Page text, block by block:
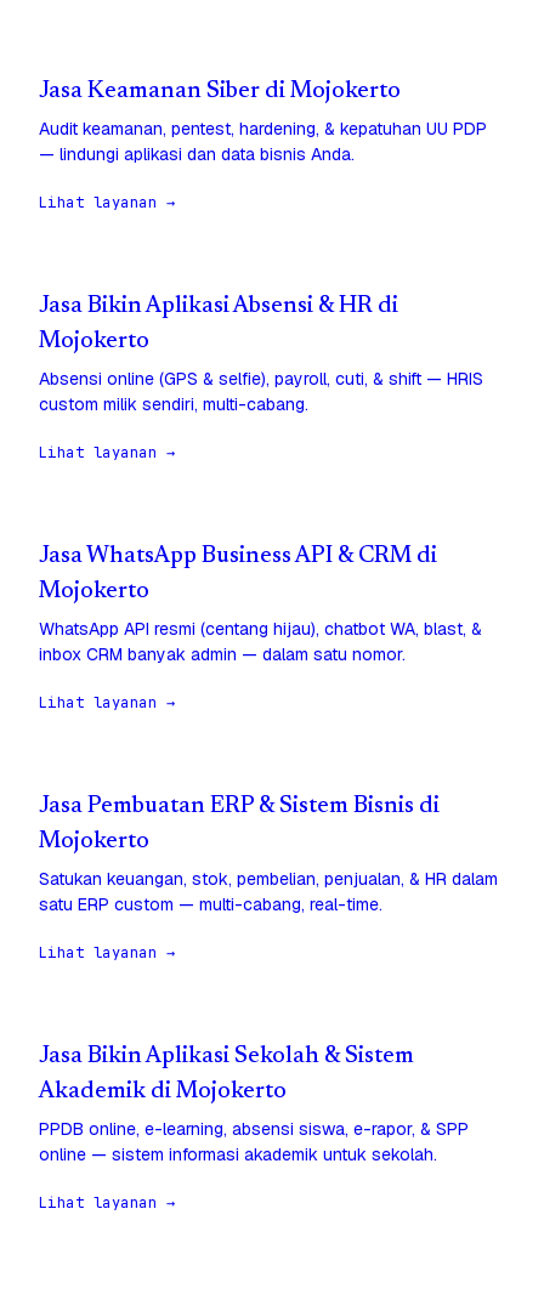
Jasa Keamanan Siber di Mojokerto
Audit keamanan, pentest, hardening, & kepatuhan UU PDP
— lindungi aplikasi dan data bisnis Anda.
Lihat layanan →
Jasa Bikin Aplikasi Absensi & HR di
Mojokerto
Absensi online (GPS & selfie), payroll, cuti, & shift — HRIS
custom milik sendiri, multi-cabang.
Lihat layanan →
Jasa WhatsApp Business API & CRM di
Mojokerto
WhatsApp API resmi (centang hijau), chatbot WA, blast, &
inbox CRM banyak admin — dalam satu nomor.
Lihat layanan →
Jasa Pembuatan ERP & Sistem Bisnis di
Mojokerto
Satukan keuangan, stok, pembelian, penjualan, & HR dalam
satu ERP custom — multi-cabang, real-time.
Lihat layanan →
Jasa Bikin Aplikasi Sekolah & Sistem
Akademik di Mojokerto
PPDB online, e-learning, absensi siswa, e-rapor, & SPP
online — sistem informasi akademik untuk sekolah.
Lihat layanan →